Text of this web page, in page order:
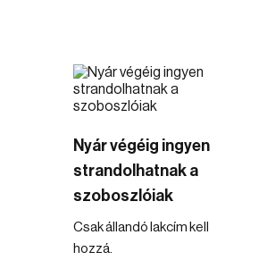
Nyár végéig ingyen
strandolhatnak a
szoboszlóiak
Csak állandó lakcím kell
hozzá.